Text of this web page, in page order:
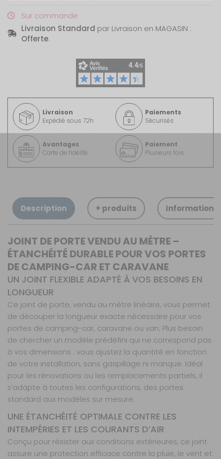
Sur commande
Livraison Standard par Livraison en MAGASIN :
Offerte.
Livraison
Expédié sous 72h
Paiements
Sécurisés
Avantages
Carte de fidélité
Paiement
Plusieurs fois
Description + produits Informations
JOINT DE PORTE VENDU AU MÈTRE –
ÉTANCHÉITÉ DURABLE POUR VOS PORTES
DE CAMPING-CAR ET CARAVANE
UN JOINT FLEXIBLE ADAPTÉ À VOS BESOINS EN
LONGUEUR
Ce joint de porte, vendu au mètre linéaire, vous permet
de découper la longueur exacte nécessaire pour vos
portes de camping-car, caravane ou van. Plus besoin
de chercher un modèle prédéfini qui ne correspond pas
à vos dimensions : vous ajustez la quantité en fonction
de votre installation, sans gaspillage ni manque. Idéal
pour les rénovations ou les remplacements partiels, il
s’adapte à toutes les configurations, des portes
standard aux modèles sur mesure.
UNE ÉTANCHÉITÉ OPTIMALE CONTRE LES
INTEMPÉRIES ET LES COURANTS D’AIR
Conçu pour résister aux conditions extérieures, ce joint
assure une protection efficace contre la pluie, le vent et